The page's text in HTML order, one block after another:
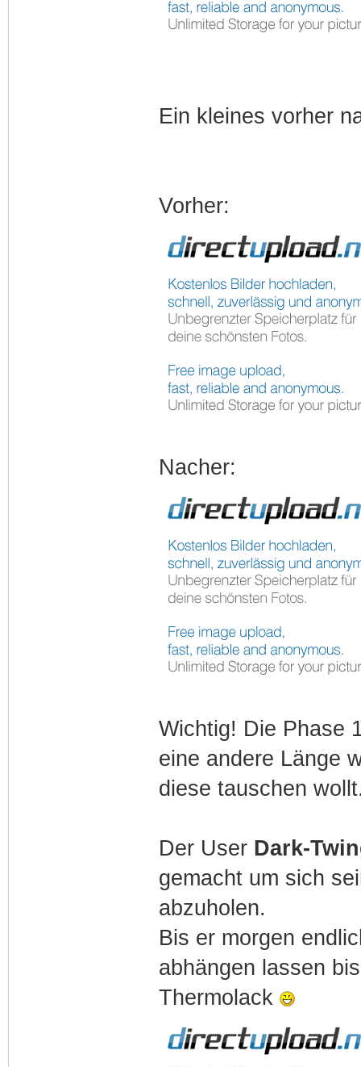
Ein kleines vorher
Vorher:
Nacher:
Wichtig! Die Phase
eine andere Länge
diese tauschen
Der User Dark-
gemacht um sich
abzuholen.
Bis er morgen
abhängen lassen
Thermolack